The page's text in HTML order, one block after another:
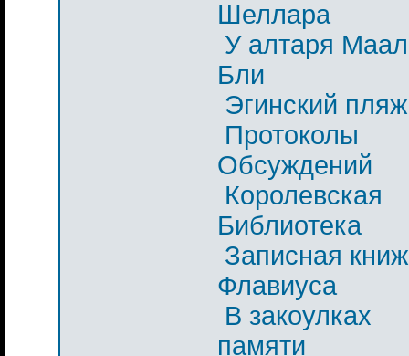
Шеллара
У алтаря
Бли
Эгинский пляж
Протоколы
Обсуждений
Королевская
Библиотека
Записная
Флавиуса
В закоулках
памяти